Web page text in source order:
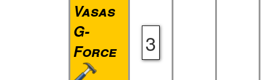
Vasas
G-
Force
3